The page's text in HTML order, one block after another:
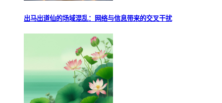
出马出道仙的场域混乱：网络与信息带来的交叉干扰